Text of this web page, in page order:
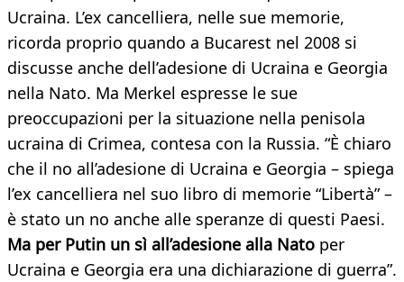
Ucraina. L’ex cancelliera, nelle sue memorie,
ricorda proprio quando a Bucarest nel 2008 si
discusse anche dell’adesione di Ucraina e Georgia
nella Nato. Ma Merkel espresse le sue
preoccupazioni per la situazione nella penisola
ucraina di Crimea, contesa con la Russia. “È chiaro
che il no all’adesione di Ucraina e Georgia – spiega
l’ex cancelliera nel suo libro di memorie “Libertà” –
è stato un no anche alle speranze di questi Paesi.
Ma per Putin un sì all’adesione alla Nato per
Ucraina e Georgia era una dichiarazione di guerra”.